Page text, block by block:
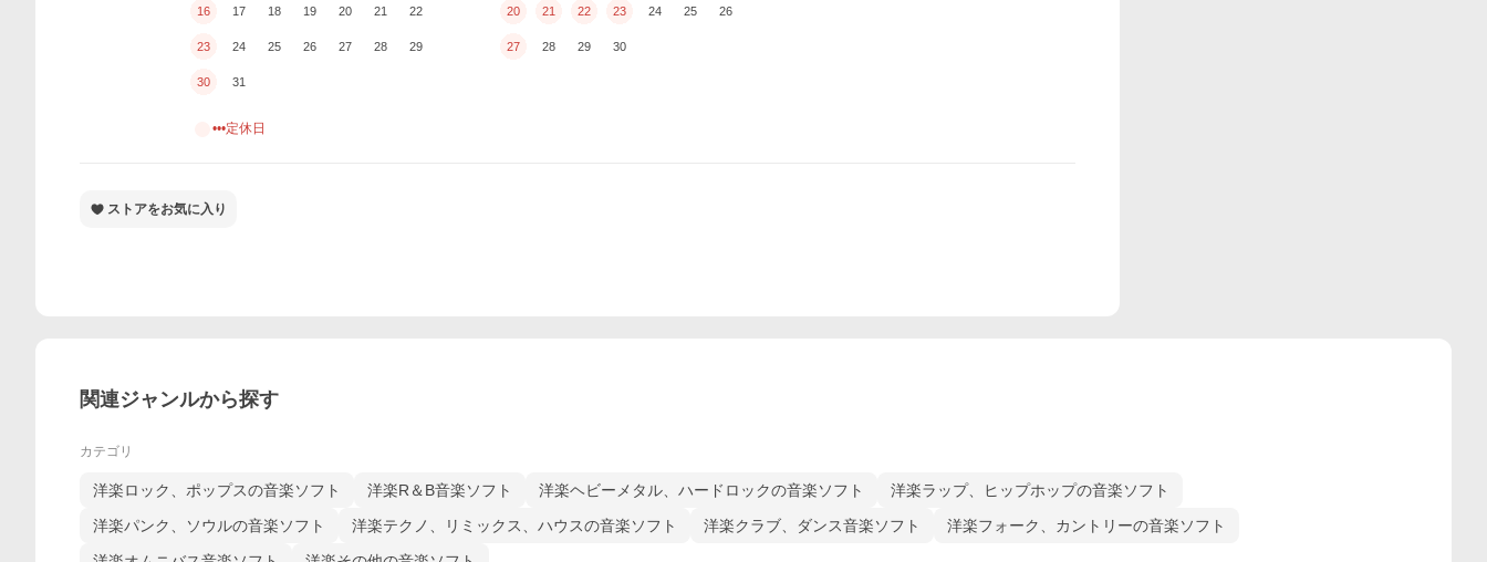
16 17 18 19 20 21 22
23 24 25 26 27 28 29
30 31
20 21 22 23 24 25 26
27 28 29 30
•••定休日
ストアをお気に入り
関連ジャンルから探す
カテゴリ
洋楽ロック、ポップスの音楽ソフト 洋楽R＆B音楽ソフト 洋楽ヘビーメタル、ハードロックの音楽ソフト
洋楽ラップ、ヒップホップの音楽ソフト
洋楽パンク、ソウルの音楽ソフト
洋楽テクノ、リミックス、ハウスの音楽ソフト 洋楽クラブ、ダンス音楽ソフト
洋楽フォーク、カントリーの音楽ソフト